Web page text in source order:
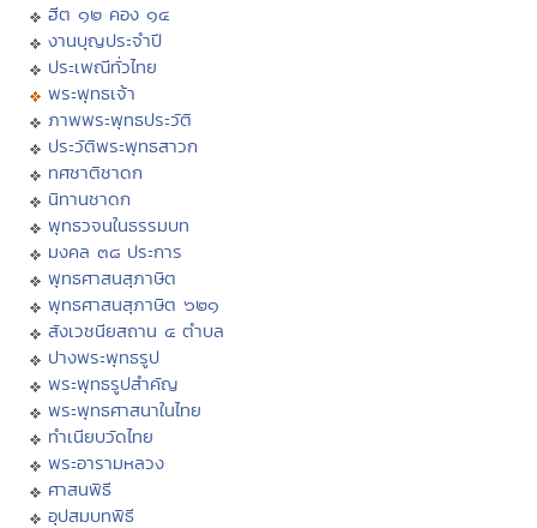
ฮีต ๑๒ คอง ๑๔
งานบุญประจำปี
ประเพณีทั่วไทย
พระพุทธเจ้า
ภาพพระพุทธประวัติ
ประวัติพระพุทธสาวก
ทศชาติชาดก
นิทานชาดก
พุทธวจนในธรรมบท
มงคล ๓๘ ประการ
พุทธศาสนสุภาษิต
พุทธศาสนสุภาษิต ๖๒๑
สังเวชนียสถาน ๔ ตำบล
ปางพระพุทธรูป
พระพุทธรูปสำคัญ
พระพุทธศาสนาในไทย
ทำเนียบวัดไทย
พระอารามหลวง
ศาสนพิธี
อุปสมบทพิธี